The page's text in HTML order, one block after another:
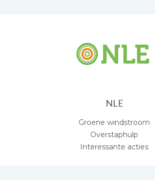
NLE
Groene windstroom
Overstaphulp
Interessante acties